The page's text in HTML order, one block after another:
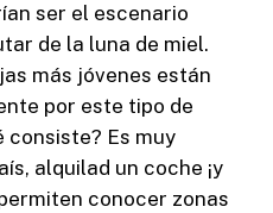
ser el escenario
de la luna de miel.
más jóvenes están
por este tipo de
consiste? Es muy
alquilad un coche ¡y
conocer zonas